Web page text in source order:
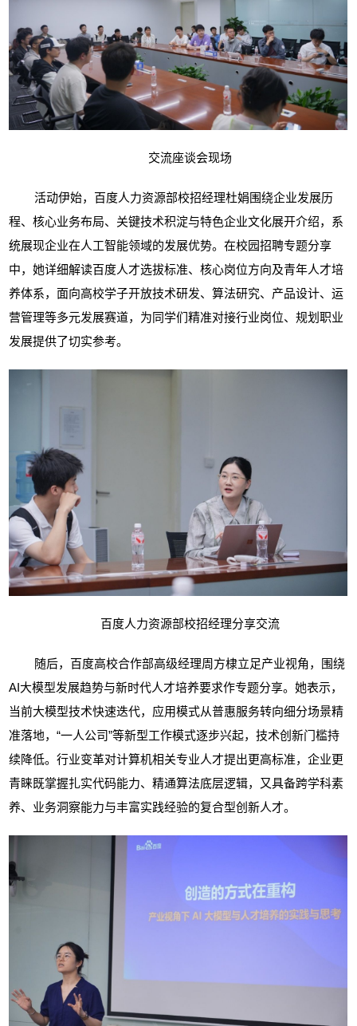
交流座谈会现场
活动伊始， 百度人力资源部校招经理杜娟围绕企业发展历
程、核心业务布局、关键技术积淀与特色企业文化展开介绍，系
统展现企业在人工智能领域的发展优势。在校园招聘专题分享
中，她详细解读百度人才选拔标准、核心岗位方向及青年人才培
养体系，面向高校学子开放技术研发、算法研究、产品设计、运
营管理等多元发展赛道，为同学们精准对接行业岗位、规划职业
发展提供了切实参考。
百度人力资源部校招经理分享交流
随后， 百度高校合作部高级经理周方棣立足产业视角，围绕
AI大模型发展趋势与新时代人才培养要求作专题分享。她表示，
当前大模型技术快速迭代，应用模式从普惠服务转向细分场景精
准落地，“一人公司”等新型工作模式逐步兴起，技术创新门槛持
续降低。行业变革对计算机相关专业人才提出更高标准，企业更
青睐既掌握扎实代码能力、精通算法底层逻辑，又具备跨学科素
养、业务洞察能力与丰富实践经验的复合型创新人才。